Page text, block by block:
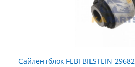
Сайлентблок FEBI BILSTEIN 29682